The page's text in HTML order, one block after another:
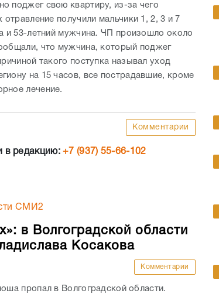
поджег свою квартиру, из-за чего
получили мальчики 1, 2, 3 и 7
и 53-летний мужчина. ЧП произошло около
что мужчина, который поджег
такого поступка называл уход
на 15 часов, все пострадавшие, кроме
лечение.
Комментарии
в редакцию:+7 (937) 55-66-102
СМИ2
в Волгоградской области
Косакова
Комментарии
пропал в Волгоградской области.